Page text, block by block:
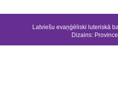
Latviešu evaņģēliski luteriskā
Dizains: